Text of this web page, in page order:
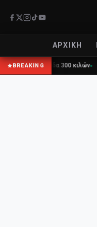
ΑΡΧΙΚΉ
BREAKING
300 κιλών